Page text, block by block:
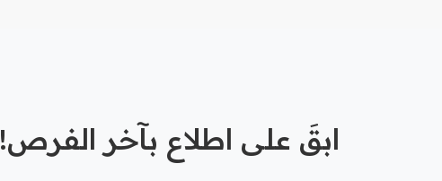
ابقَ على اطلاع بآخر الفرص!